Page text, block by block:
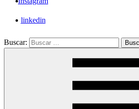
linkedin
Buscar: